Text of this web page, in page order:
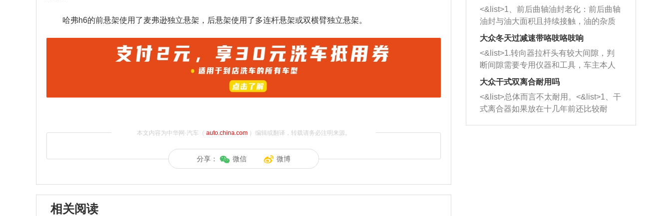
哈弗h6的前悬架使用了麦弗逊独立悬架，后悬架使用了多连杆悬架或双横臂独立悬架。
本文内容为中华网·汽车（ auto.china.com）编辑或翻译，转载请务必注明来源。
分享： 微信 微博
相关阅读
西取出来。但如果是因为积碳过多引起
的堵塞，就需要将三元催化器泡在草酸
洗剂对堵塞的情况得到解决，将清洗剂
放在燃油箱中，与燃油混合后，车辆启
动时，就可以和汽油一起进入到燃烧
室，最后形成废气排出，就可以让三元
催化器得到清洗，排气管堵塞的情况就
能够得到解决。
一圈半的练习，往右同样也要打相同的
圈数。 <&list>3、最后强调要反复练
习，这样就可以形成肌肉记忆，在真实
驾驶车辆时，不需要记忆也能打好方
向。
<&list>1、前后曲轴油封老化：前后曲轴
油封与油大面积且持续接触，油的杂质
和发动机内持续温度变化使其密封效果
逐渐减弱，导致渗油或漏油。<&list>2、
活塞间隙过大：积碳会使活塞环与缸体
的间隙扩大，导致机油流入燃烧室中，
造成烧机油。<&list>3、机油粘度。使用
机油粘度过小的话，同样会有烧机油现
象，机油粘度过小具有很好的流动性，
大众冬天过减速带咯吱咯吱响
<&list>1.转向器拉杆头有较大间隙，判
断间隙需要专用仪器和工具，车主本人
无法制作，需要将车辆送到修理厂或4s
店；<&list>2.车辆半轴套管防尘罩破
裂，破裂后会出现漏油现象，使半轴磨
损严重，磨损的半轴容易损坏，产生异
响；<&list>3.稳定器的转向胶套和球头
大众干式双离合耐用吗
<&list>总体而言不太耐用。<&list>1、干
式离合器如果放在十几年前还比较耐